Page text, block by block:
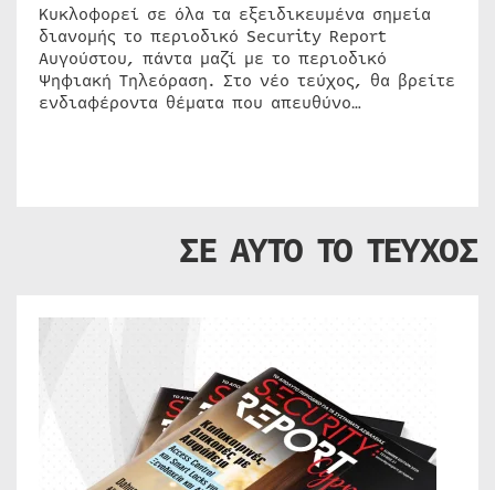
Κυκλοφορεί σε όλα τα εξειδικευμένα σημεία
διανομής το περιοδικό Security Report
Αυγούστου, πάντα μαζί με το περιοδικό
Ψηφιακή Τηλεόραση. Στο νέο τεύχος, θα βρείτε
ενδιαφέροντα θέματα που απευθύνο…
ΣΕ ΑΥΤΟ ΤΟ ΤΕΥΧΟΣ